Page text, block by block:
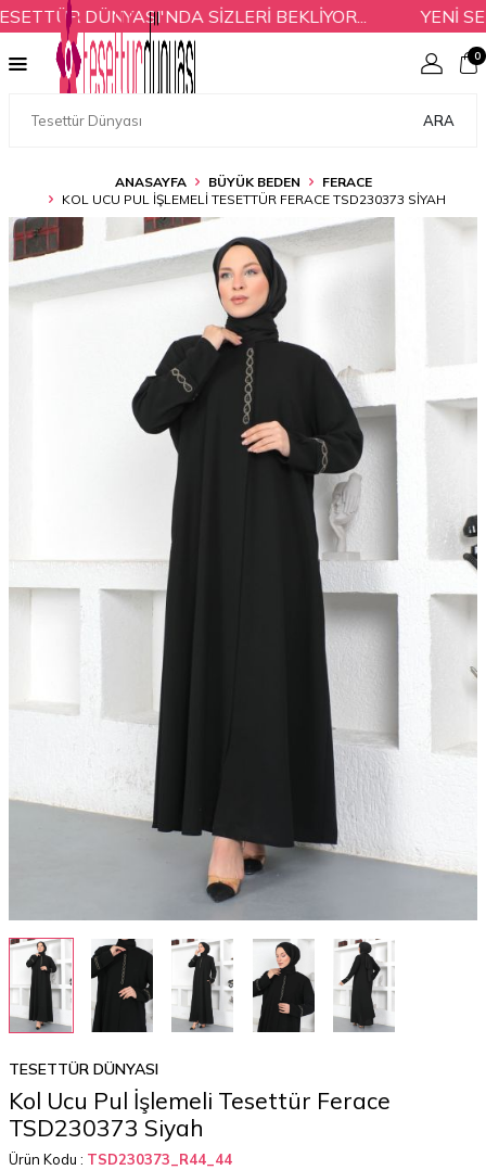
DÜNYASI'NDA SİZLERİ BEKLİYOR... YENİ
ARA
0
ANASAYFA BÜYÜK BEDEN
FERACE
KOL UCU PUL İŞLEMELI TESETTÜR FERACE TSD230373 SIYAH
TESETTÜR DÜNYASI
Kol Ucu Pul İşlemeli Tesettür Ferace
TSD230373 Siyah
Ürün Kodu : TSD230373_R44_44